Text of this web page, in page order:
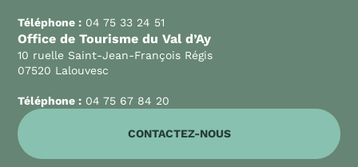
Téléphone : 04 75 33 24 51
Office de Tourisme du Val d’Ay
10 ruelle Saint-Jean-François Régis
07520 Lalouvesc
Téléphone : 04 75 67 84 20
CONTACTEZ-NOUS